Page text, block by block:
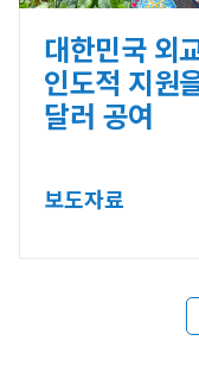
대한민국 외
인도적 지원
달러 공여
보도자료